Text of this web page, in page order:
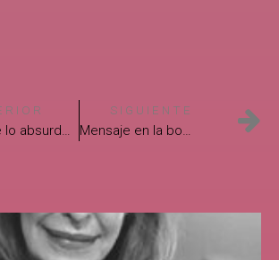
SIGUIENTE